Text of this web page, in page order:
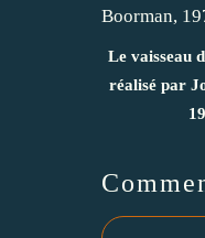
Le vaisseau
réalisé par